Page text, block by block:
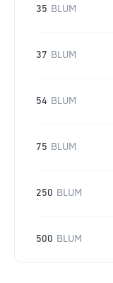
35 BLUM
37 BLUM
54 BLUM
75 BLUM
250 BLUM
500 BLUM